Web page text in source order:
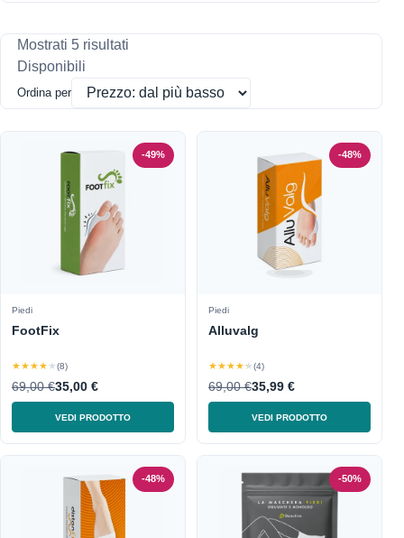
Mostrati 5 risultati
Disponibili
Ordina per
-49%
Piedi
FootFix
★★★★★(8)
69,00 €35,00 €
VEDI PRODOTTO
-48%
Piedi
Alluvalg
★★★★★(4)
69,00 €35,99 €
VEDI PRODOTTO
-48% -50%